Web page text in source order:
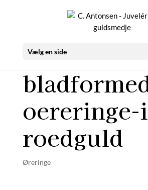
Vælg en side
oereringe-
roedguld
Øreringe